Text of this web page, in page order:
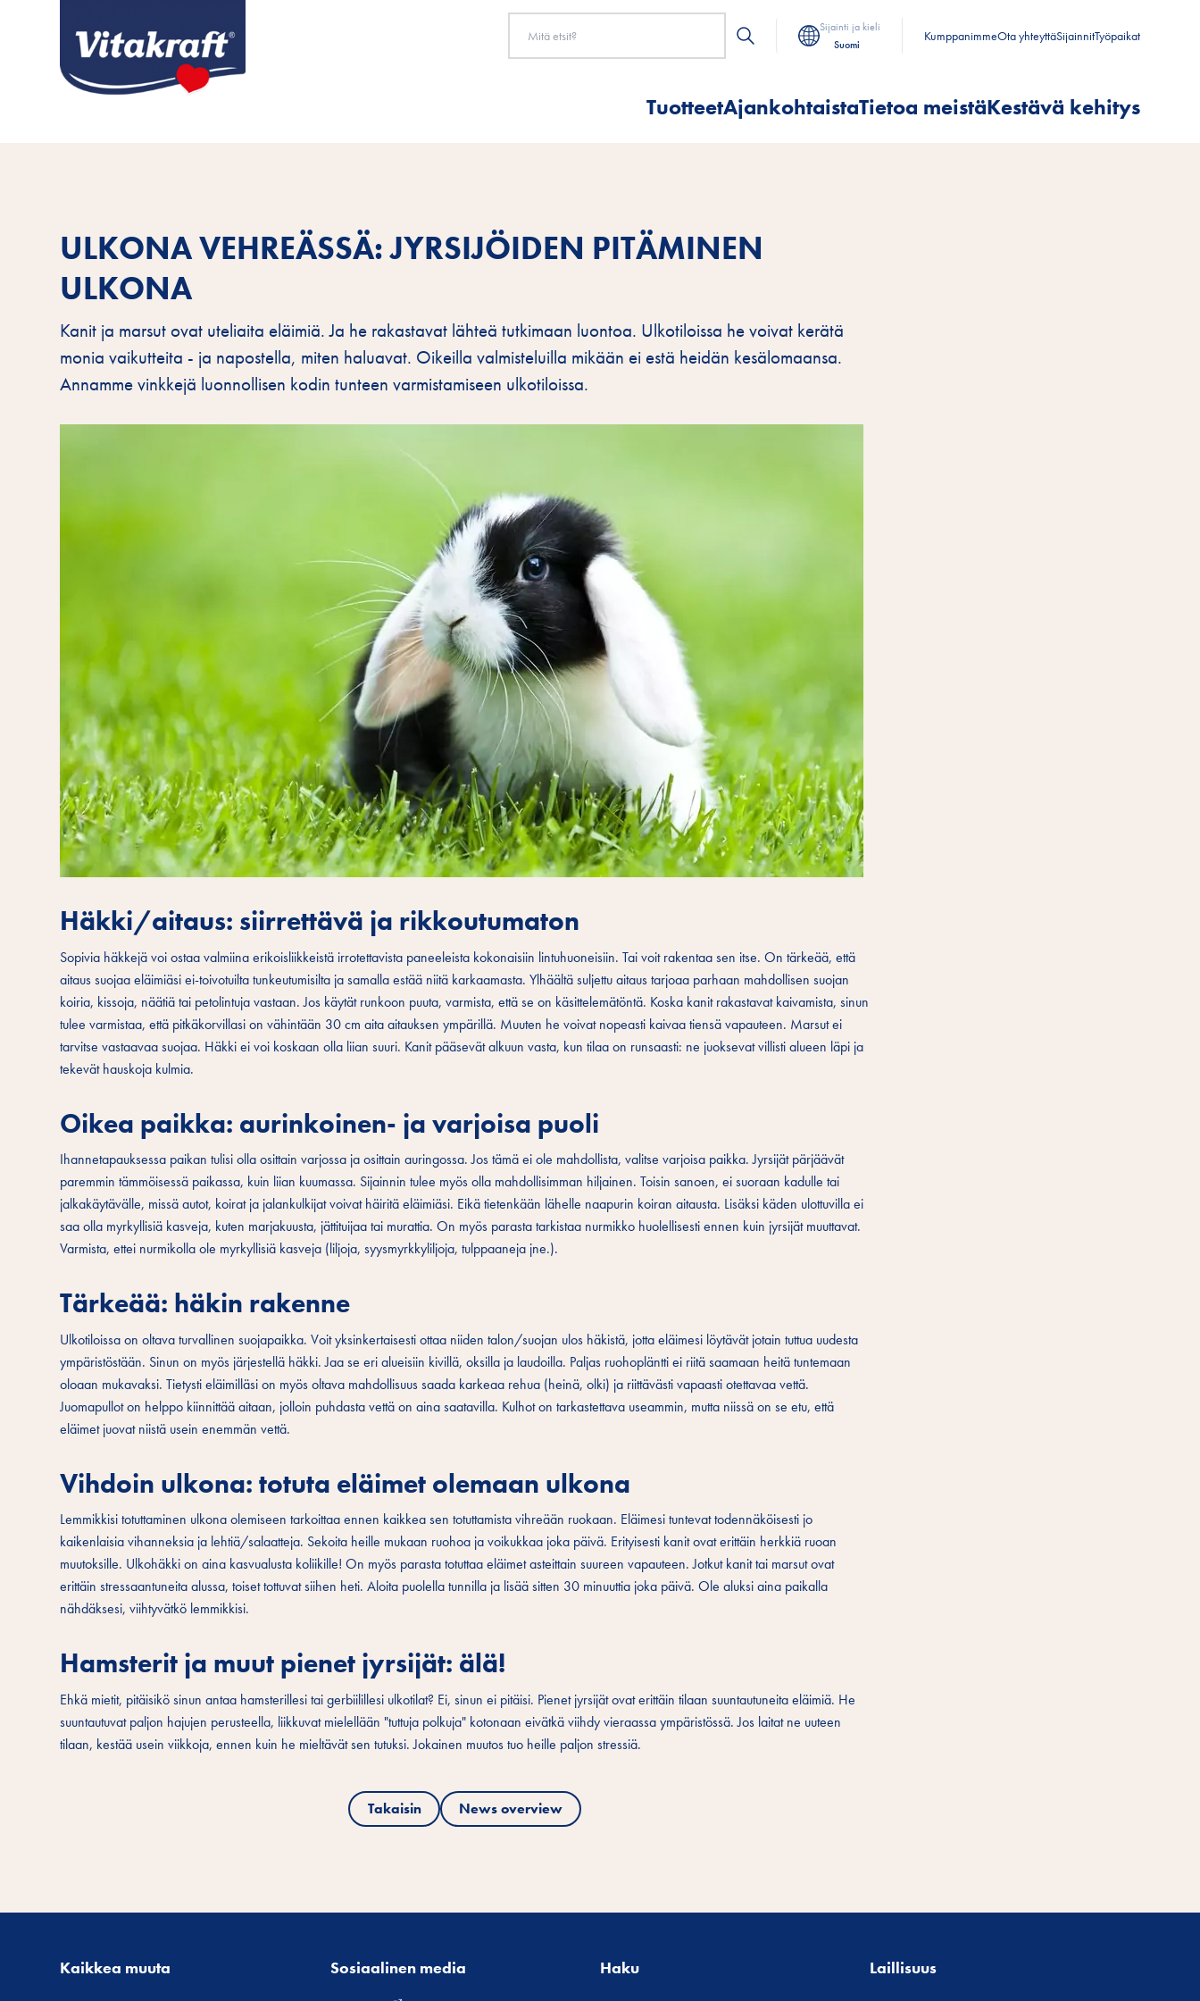
Sijainti ja kieli
Suomi
KumppanimmeOta yhteyttäSijainnitTyöpaikat
TuotteetAjankohtaistaTietoa meistäKestävä kehitys
ULKONA VEHREÄSSÄ: JYRSIJÖIDEN PITÄMINEN
ULKONA
Kanit ja marsut ovat uteliaita eläimiä. Ja he rakastavat lähteä tutkimaan luontoa. Ulkotiloissa he voivat kerätä
monia vaikutteita - ja napostella, miten haluavat. Oikeilla valmisteluilla mikään ei estä heidän kesälomaansa.
Annamme vinkkejä luonnollisen kodin tunteen varmistamiseen ulkotiloissa.
Häkki/aitaus: siirrettävä ja rikkoutumaton
Sopivia häkkejä voi ostaa valmiina erikoisliikkeistä irrotettavista paneeleista kokonaisiin lintuhuoneisiin. Tai voit rakentaa sen itse. On tärkeää, että
aitaus suojaa eläimiäsi ei-toivotuilta tunkeutumisilta ja samalla estää niitä karkaamasta. Ylhäältä suljettu aitaus tarjoaa parhaan mahdollisen suojan
koiria, kissoja, näätiä tai petolintuja vastaan. Jos käytät runkoon puuta, varmista, että se on käsittelemätöntä. Koska kanit rakastavat kaivamista, sinun
tulee varmistaa, että pitkäkorvillasi on vähintään 30 cm aita aitauksen ympärillä. Muuten he voivat nopeasti kaivaa tiensä vapauteen. Marsut ei
tarvitse vastaavaa suojaa. Häkki ei voi koskaan olla liian suuri. Kanit pääsevät alkuun vasta, kun tilaa on runsaasti: ne juoksevat villisti alueen läpi ja
tekevät hauskoja kulmia.
Oikea paikka: aurinkoinen- ja varjoisa puoli
Ihannetapauksessa paikan tulisi olla osittain varjossa ja osittain auringossa. Jos tämä ei ole mahdollista, valitse varjoisa paikka. Jyrsijät pärjäävät
paremmin tämmöisessä paikassa, kuin liian kuumassa. Sijainnin tulee myös olla mahdollisimman hiljainen. Toisin sanoen, ei suoraan kadulle tai
jalkakäytävälle, missä autot, koirat ja jalankulkijat voivat häiritä eläimiäsi. Eikä tietenkään lähelle naapurin koiran aitausta. Lisäksi käden ulottuvilla ei
saa olla myrkyllisiä kasveja, kuten marjakuusta, jättituijaa tai murattia. On myös parasta tarkistaa nurmikko huolellisesti ennen kuin jyrsijät muuttavat.
Varmista, ettei nurmikolla ole myrkyllisiä kasveja (liljoja, syysmyrkkyliljoja, tulppaaneja jne.).
Tärkeää: häkin rakenne
Ulkotiloissa on oltava turvallinen suojapaikka. Voit yksinkertaisesti ottaa niiden talon/suojan ulos häkistä, jotta eläimesi löytävät jotain tuttua uudesta
ympäristöstään. Sinun on myös järjestellä häkki. Jaa se eri alueisiin kivillä, oksilla ja laudoilla. Paljas ruohopläntti ei riitä saamaan heitä tuntemaan
oloaan mukavaksi. Tietysti eläimilläsi on myös oltava mahdollisuus saada karkeaa rehua (heinä, olki) ja riittävästi vapaasti otettavaa vettä.
Juomapullot on helppo kiinnittää aitaan, jolloin puhdasta vettä on aina saatavilla. Kulhot on tarkastettava useammin, mutta niissä on se etu, että
eläimet juovat niistä usein enemmän vettä.
Vihdoin ulkona: totuta eläimet olemaan ulkona
Lemmikkisi totuttaminen ulkona olemiseen tarkoittaa ennen kaikkea sen totuttamista vihreään ruokaan. Eläimesi tuntevat todennäköisesti jo
kaikenlaisia vihanneksia ja lehtiä/salaatteja. Sekoita heille mukaan ruohoa ja voikukkaa joka päivä. Erityisesti kanit ovat erittäin herkkiä ruoan
muutoksille. Ulkohäkki on aina kasvualusta koliikille! On myös parasta totuttaa eläimet asteittain suureen vapauteen. Jotkut kanit tai marsut ovat
erittäin stressaantuneita alussa, toiset tottuvat siihen heti. Aloita puolella tunnilla ja lisää sitten 30 minuuttia joka päivä. Ole aluksi aina paikalla
nähdäksesi, viihtyvätkö lemmikkisi.
Hamsterit ja muut pienet jyrsijät: älä!
Ehkä mietit, pitäisikö sinun antaa hamsterillesi tai gerbiilillesi ulkotilat? Ei, sinun ei pitäisi. Pienet jyrsijät ovat erittäin tilaan suuntautuneita eläimiä. He
suuntautuvat paljon hajujen perusteella, liikkuvat mielellään "tuttuja polkuja" kotonaan eivätkä viihdy vieraassa ympäristössä. Jos laitat ne uuteen
tilaan, kestää usein viikkoja, ennen kuin he mieltävät sen tutuksi. Jokainen muutos tuo heille paljon stressiä.
Takaisin News overview
Kaikkea muuta Sosiaalinen media Haku Laillisuus